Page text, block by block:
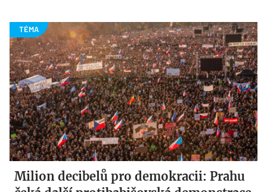
Milion decibelů pro demokracii: Prahu